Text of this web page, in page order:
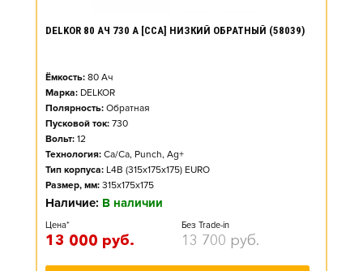
DELKOR 80 АЧ 730 А [CCA] НИЗКИЙ ОБРАТНЫЙ (58039)
Ёмкость: 80 Ач
Марка: DELKOR
Полярность: Обратная
Пусковой ток: 730
Вольт: 12
Технология: Ca/Ca, Punch, Ag+
Тип корпуса: L4B (315x175x175) EURO
Размер, мм: 315x175x175
Наличие: В наличии
Цена*
13 000 руб.
Без Trade-in
13 700 руб.